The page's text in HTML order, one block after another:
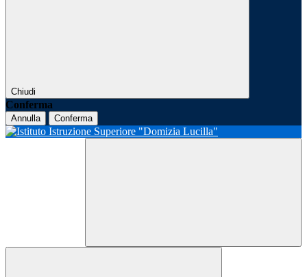
Chiudi
Conferma
Annulla Conferma